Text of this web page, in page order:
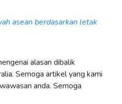
asean berdasarkan letak
alasan dibalik
Semoga artikel yang kami
anda. Semoga